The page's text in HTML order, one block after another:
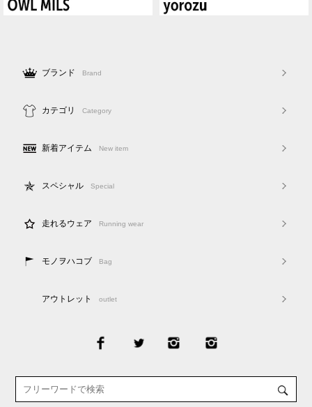
ブランド Brand
カテゴリ Category
新着アイテム New item
スペシャル Special
走れるウェア Running wear
モノヲハコブ Bag
アウトレット outlet